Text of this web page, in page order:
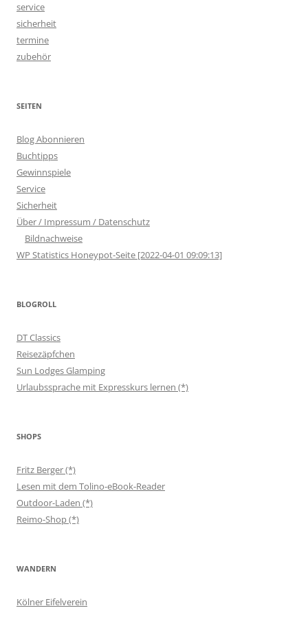
service
sicherheit
termine
zubehör
SEITEN
Blog Abonnieren
Buchtipps
Gewinnspiele
Service
Sicherheit
Über / Impressum / Datenschutz
Bildnachweise
WP Statistics Honeypot-Seite [2022-04-01 09:09:13]
BLOGROLL
DT Classics
Reisezäpfchen
Sun Lodges Glamping
Urlaubssprache mit Expresskurs lernen (*)
SHOPS
Fritz Berger (*)
Lesen mit dem Tolino-eBook-Reader
Outdoor-Laden (*)
Reimo-Shop (*)
WANDERN
Kölner Eifelverein